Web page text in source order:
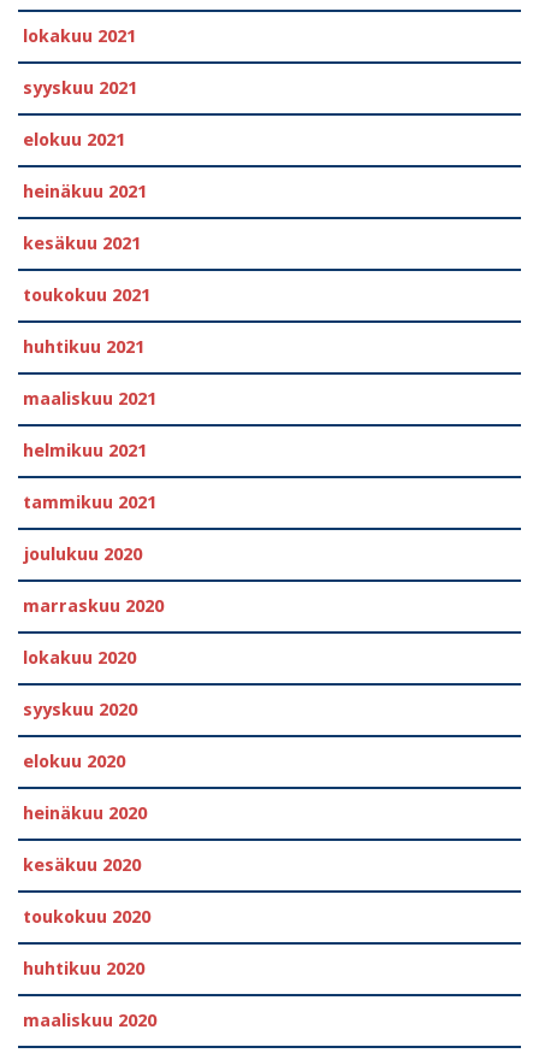
lokakuu 2021
syyskuu 2021
elokuu 2021
heinäkuu 2021
kesäkuu 2021
toukokuu 2021
huhtikuu 2021
maaliskuu 2021
helmikuu 2021
tammikuu 2021
joulukuu 2020
marraskuu 2020
lokakuu 2020
syyskuu 2020
elokuu 2020
heinäkuu 2020
kesäkuu 2020
toukokuu 2020
huhtikuu 2020
maaliskuu 2020